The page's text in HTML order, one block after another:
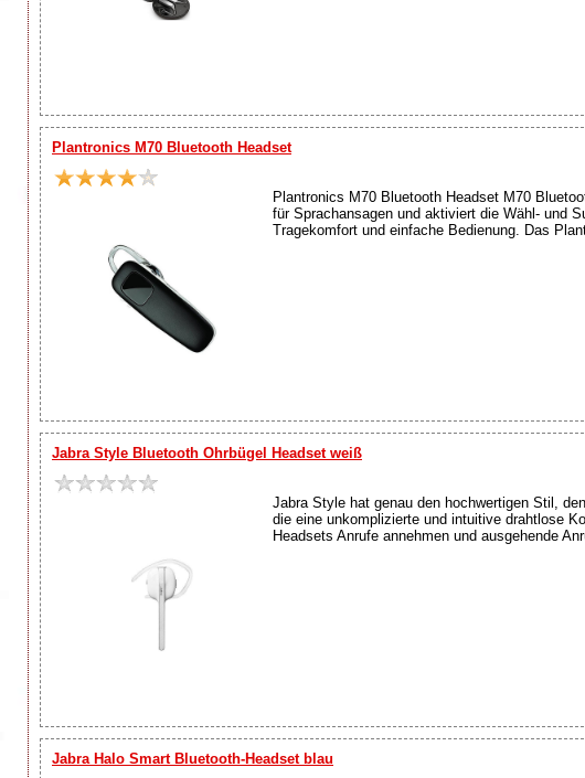
Plantronics M70 Bluetooth Headset
Plantronics M70 Bluetooth Headset M70
für Sprachansagen und aktiviert die Wähl- und
Tragekomfort und einfache Bedienung. Das
Jabra Style Bluetooth Ohrbügel Headset weiß
Jabra Style hat genau den hochwertigen Stil,
die eine unkomplizierte und intuitive drahtlose
Headsets Anrufe annehmen und ausgehende
Jabra Halo Smart Bluetooth-Headset blau